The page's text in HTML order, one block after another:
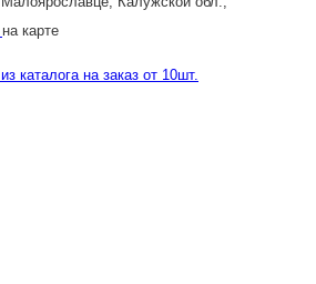
на карте
каталога на заказ от 10шт.